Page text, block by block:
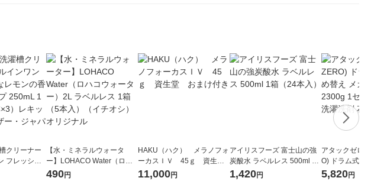
クリーナー
フレッシュ
液体タイプ
【水・ミネラルウォータ
ー】LOHACO Water（ロハ
コウォーター）2L ラベルレ
490円
HAKU（ハク） メラノフォ
ーカスＩＶ 45ｇ 資生
堂 おまけ付き
11,000円
アイリスフーズ 富士山の強
炭酸水 ラベルレス 500ml 1
箱（24本入）
1,420円
アタックゼロ
O) ドラム式専
ガジャンボ
5,820円